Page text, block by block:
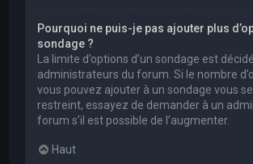
Pourquoi ne puis-je pas ajouter plus
sondage ?
La limite d’options d’un sondage est
administrateurs du forum. Si le nombre
vous pouvez ajouter à un sondage vous
restreint, essayez de demander à un
forum s’il est possible de l’augmenter.
Haut